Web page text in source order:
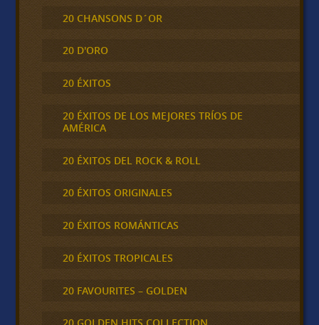
20 CHANSONS D´OR
20 D'ORO
20 ÉXITOS
20 ÉXITOS DE LOS MEJORES TRÍOS DE
AMÉRICA
20 ÉXITOS DEL ROCK & ROLL
20 ÉXITOS ORIGINALES
20 ÉXITOS ROMÁNTICAS
20 ÉXITOS TROPICALES
20 FAVOURITES – GOLDEN